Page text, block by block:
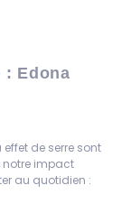
: Edona
de serre sont
notre impact
au quotidien :